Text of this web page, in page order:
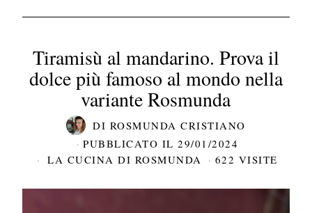
Tiramisù al mandarino. Prova il
dolce più famoso al mondo nella
variante Rosmunda
DI ROSMUNDA CRISTIANO
PUBBLICATO IL 29/01/2024
LA CUCINA DI ROSMUNDA
622 VISITE